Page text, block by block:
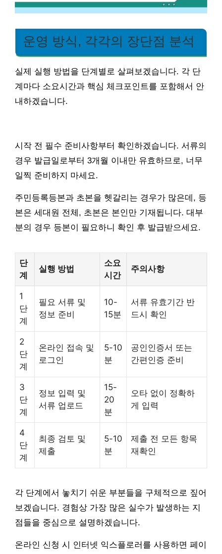
운영 방식, 각각의 장단점 분석
실제 실행 방법을 단계별로 살펴보겠습니다. 각 단
계마다 소요시간과 핵심 체크포인트를 포함해서 안
내하겠습니다.
시작 전 필수 준비사항부터 확인하겠습니다. 서류의
경우 발급일로부터 3개월 이내만 유효하므로, 너무
일찍 준비하지 마세요.
주민등록등본과 초본을 헷갈리는 경우가 많은데, 등
본은 세대원 전체, 초본은 본인만 기재됩니다. 대부
분의 경우 등본이 필요하니 확인 후 발급받으세요.
단
계
실행 방법
소요
시간
주의사항
1
단
계
필요 서류 및
정보 준비
10-
15분
서류 유효기간 반
드시 확인
2
단
계
온라인 접속 및
로그인
5-10
분
공인인증서 또는
간편인증 준비
3
단
계
정보 입력 및
서류 업로드
15-
20
분
오타 없이 정확하
게 입력
4
단
계
최종 검토 및
제출
5-10
분
제출 전 모든 항목
재확인
각 단계에서 놓치기 쉬운 부분들을 구체적으로 짚어
보겠습니다. 경험상 가장 많은 실수가 발생하는 지
점들을 중심으로 설명하겠습니다.
온라인 신청 시 인터넷 익스플로러를 사용하면 페이